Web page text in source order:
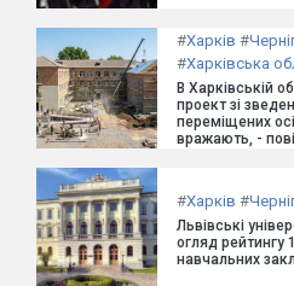
#Харків #
#Харківська
В Харківській
проект зі
переміщених
вражають, -
#Харків #
Львівські
огляд рейтингу
навчальних